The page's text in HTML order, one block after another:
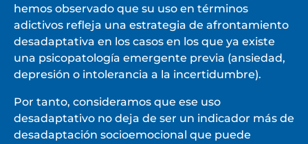
hemos observado que su uso en términos
adictivos refleja una estrategia de afrontamiento
desadaptativa en los casos en los que ya existe
una psicopatología emergente previa (ansiedad,
depresión o intolerancia a la incertidumbre).
Por tanto, consideramos que ese uso
desadaptativo no deja de ser un indicador más de
desadaptación socioemocional que puede